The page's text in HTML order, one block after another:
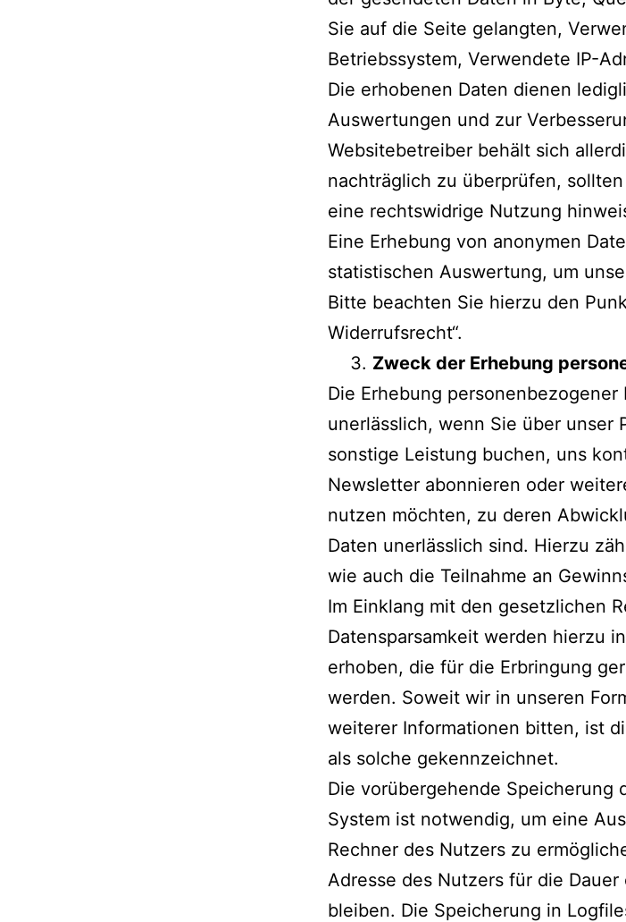
Sie auf die Seite gelangten,
Betriebssystem, Verwendete IP-
Die erhobenen Daten dienen
Auswertungen und zur
Websitebetreiber behält sich
nachträglich zu überprüfen,
eine rechtswidrige Nutzung
Eine Erhebung von anonymen
statistischen Auswertung, um
Bitte beachten Sie hierzu den
Widerrufsrecht“.
Zweck der Erhebung
Die Erhebung
unerlässlich, wenn Sie über unser
sonstige Leistung buchen, uns
Newsletter abonnieren oder
nutzen möchten, zu deren
Daten unerlässlich sind. Hierzu
wie auch die Teilnahme an
Im Einklang mit den gesetzlichen
Datensparsamkeit werden hierzu
erhoben, die für die Erbringung
werden. Soweit wir in unseren
weiterer Informationen bitten, ist
als solche gekennzeichnet.
Die vorübergehende Speicherung
System ist notwendig, um eine
Rechner des Nutzers zu
Adresse des Nutzers für die
bleiben. Die Speicherung in